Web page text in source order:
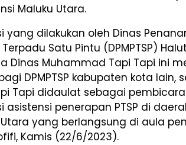
Maluku Utara.
yang dilakukan oleh Dinas
Satu Pintu (DPMPTSP)
Dinas Muhammad Tapi Tapi ini
DPMPTSP kabupaten kota lain,
Tapi didaulat sebagai
asistensi penerapan PTSP di
Utara yang berlangsung di aula
Kamis (22/6/2023).